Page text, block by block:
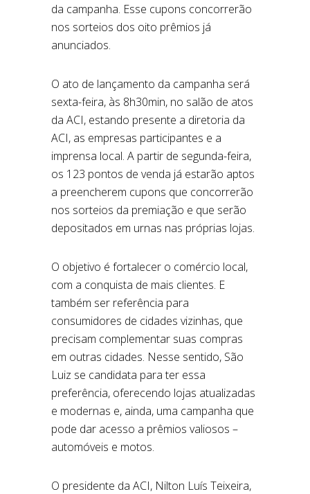
da campanha. Esse cupons concorrerão
nos sorteios dos oito prêmios já
anunciados.
O ato de lançamento da campanha será
sexta-feira, às 8h30min, no salão de atos
da ACI, estando presente a diretoria da
ACI, as empresas participantes e a
imprensa local. A partir de segunda-feira,
os 123 pontos de venda já estarão aptos
a preencherem cupons que concorrerão
nos sorteios da premiação e que serão
depositados em urnas nas próprias lojas.
O objetivo é fortalecer o comércio local,
com a conquista de mais clientes. E
também ser referência para
consumidores de cidades vizinhas, que
precisam complementar suas compras
em outras cidades. Nesse sentido, São
Luiz se candidata para ter essa
preferência, oferecendo lojas atualizadas
e modernas e, ainda, uma campanha que
pode dar acesso a prêmios valiosos –
automóveis e motos.
O presidente da ACI, Nilton Luís Teixeira,